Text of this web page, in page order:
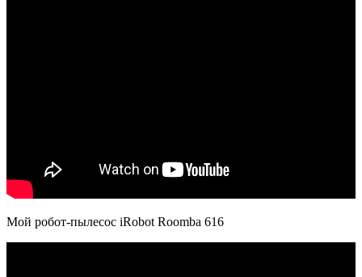
Мой робот-пылесос iRobot Roomba 616